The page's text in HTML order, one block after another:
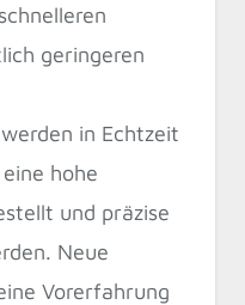
geringeren
in Echtzeit
hohe
und präzise
Neue
Vorerfahrung